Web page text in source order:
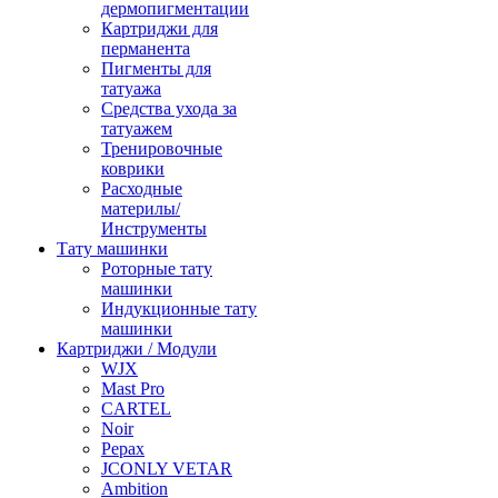
дермопигментации
Картриджи для
перманента
Пигменты для
татуажа
Средства ухода за
татуажем
Тренировочные
коврики
Расходные
материлы/
Инструменты
Тату машинки
Роторные тату
машинки
Индукционные тату
машинки
Картриджи / Модули
WJX
Mast Pro
CARTEL
Noir
Pepax
JCONLY VETAR
Ambition